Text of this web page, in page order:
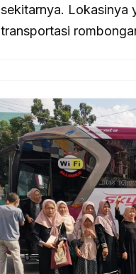
sekitarnya. Lokasinya
transportasi